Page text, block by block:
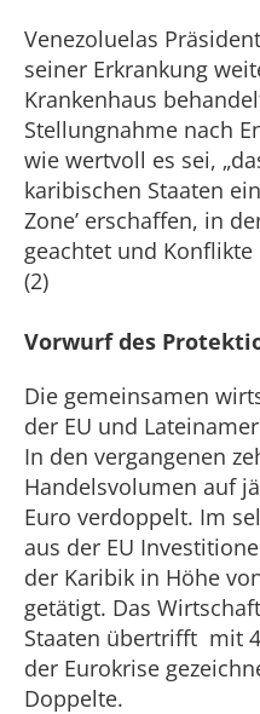
Venezoluelas
seiner Erkrankung
Krankenhaus
Stellungnahme nach
wie wertvoll es sei,
karibischen Staaten
Zone’ erschaffen, in
geachtet und
(2)
Vorwurf des
Die gemeinsamen
der EU und
In den vergangenen
Handelsvolumen auf
Euro verdoppelt. Im
aus der EU
der Karibik in Höhe
getätigt. Das
Staaten übertrifft mit
der Eurokrise
Doppelte.